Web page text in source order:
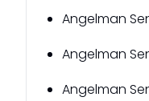
Angelman
Angelman
Angelman